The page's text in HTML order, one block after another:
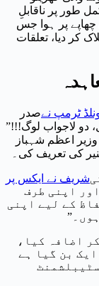
طور پر ناقابلِ
پر ہوا جس
کر دیا، تعلقات
صدرٹرمپ نے
دو لاجواب لوگ!!!”
اعظم شہباز
کی تعریف کی۔
شریف نے ایکس پر
اپنی طرف
کے لیے اپنی
اضافہ کیا،
بن گیا ہے